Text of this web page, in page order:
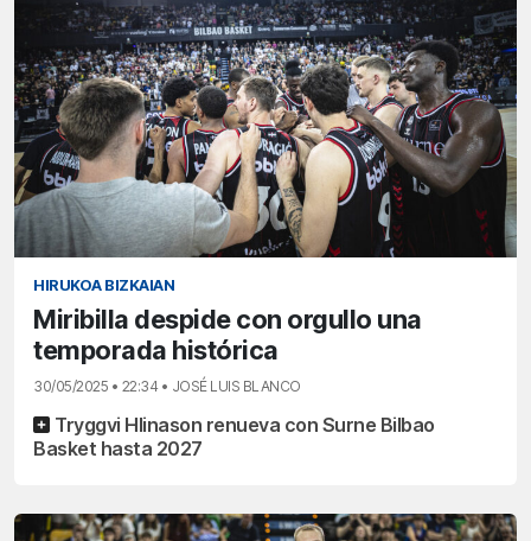
HIRUKOA BIZKAIAN
Miribilla despide con orgullo una
temporada histórica
30/05/2025 • 22:34 • JOSÉ LUIS BLANCO
Tryggvi Hlinason renueva con Surne Bilbao
Basket hasta 2027